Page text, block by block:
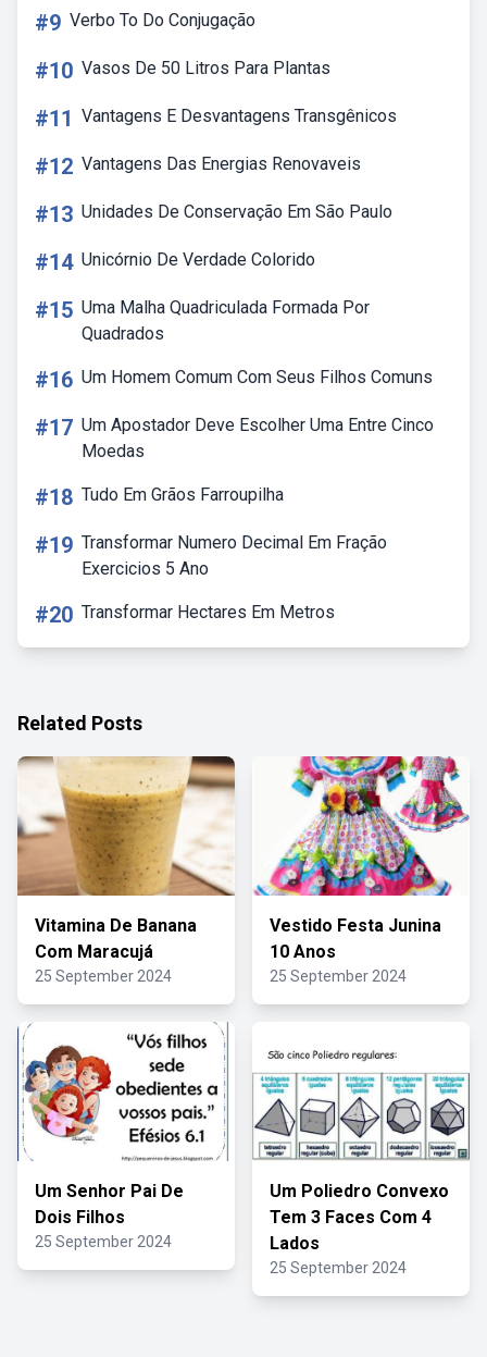
#9 Verbo To Do Conjugação
#10 Vasos De 50 Litros Para Plantas
#11 Vantagens E Desvantagens Transgênicos
#12 Vantagens Das Energias Renovaveis
#13 Unidades De Conservação Em São Paulo
#14 Unicórnio De Verdade Colorido
#15 Uma Malha Quadriculada Formada Por
Quadrados
#16 Um Homem Comum Com Seus Filhos Comuns
#17 Um Apostador Deve Escolher Uma Entre Cinco
Moedas
#18 Tudo Em Grãos Farroupilha
#19 Transformar Numero Decimal Em Fração
Exercicios 5 Ano
#20 Transformar Hectares Em Metros
Related Posts
Vitamina De Banana
Com Maracujá
25 September 2024
Vestido Festa Junina
10 Anos
25 September 2024
Um Senhor Pai De
Dois Filhos
25 September 2024
Um Poliedro Convexo
Tem 3 Faces Com 4
Lados
25 September 2024